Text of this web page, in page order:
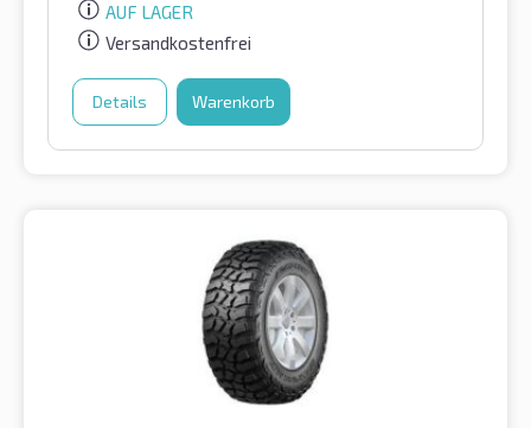
AUF LAGER
Versandkostenfrei
Details Warenkorb